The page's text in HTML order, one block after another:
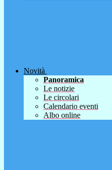
Novità
Panoramica
Le notizie
Le circolari
Calendario eventi
Albo online